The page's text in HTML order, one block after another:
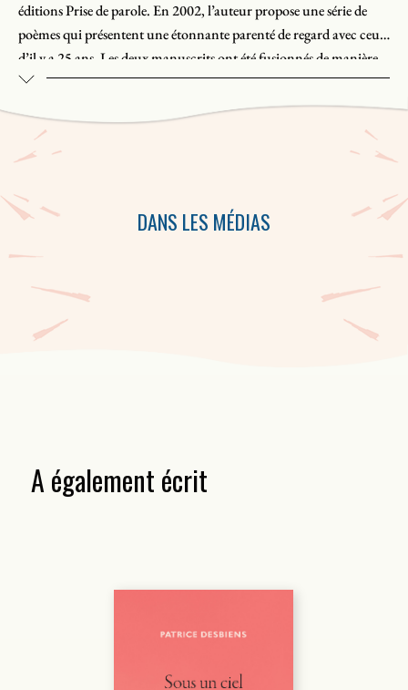
éditions Prise de parole. En 2002, l’auteur propose une série de
poèmes qui présentent une étonnante parenté de regard avec ceux
d’il y a 25 ans. Les deux manuscrits ont été fusionnés de manière
purement aléatoire. Les poèmes du recueilLes conséquences de la
s’offrent en alternance avec ceux deHennissements.
25 ans plus tard.
lignes goguenardes, le poète pose un regard acide-lucide sur
l’amour, le quotidien, la femme… Une galerie de personnages qui
facétie.
DANS LES MÉDIAS
A également écrit